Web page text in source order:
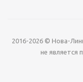
2016-2026 © Нова-
не является